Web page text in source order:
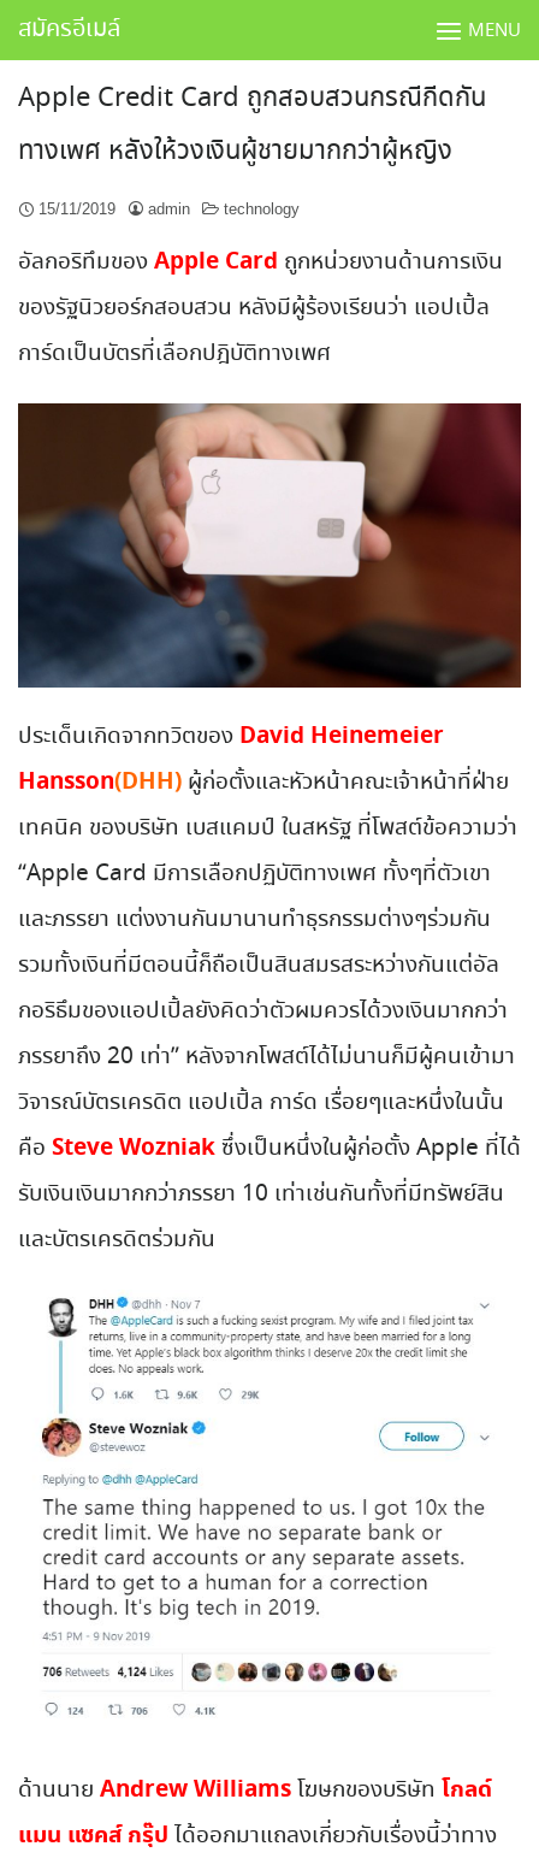
สมัครอีเมล์ MENU
Apple Credit Card ถูกสอบสวนกรณีกีดกัน
ทางเพศ หลังให้วงเงินผู้ชายมากกว่าผู้หญิง
15/11/2019 admin technology
อัลกอริทึมของApple Card ถูกหน่วยงานด้านการเงิน
ของรัฐนิวยอร์กสอบสวน หลังมีผู้ร้องเรียนว่า แอปเปิ้ล
การ์ดเป็นบัตรที่เลือกปฎิบัติทางเพศ
ประเด็นเกิดจากทวิตของ David Heinemeier
Hansson(DHH) ผู้ก่อตั้งและหัวหน้าคณะเจ้าหน้าที่ฝ่าย
เทคนิค ของบริษัท เบสแคมป์ ในสหรัฐ ที่โพสต์ข้อความว่า
“Apple Card มีการเลือกปฏิบัติทางเพศ ทั้งๆที่ตัวเขา
และภรรยา แต่งงานกันมานานทำธุรกรรมต่างๆร่วมกัน
รวมทั้งเงินที่มีตอนนี้ก็ถือเป็นสินสมรสระหว่างกันแต่อัล
กอริธึมของแอปเปิ้ลยังคิดว่าตัวผมควรได้วงเงินมากกว่า
ภรรยาถึง 20 เท่า” หลังจากโพสต์ได้ไม่นานก็มีผู้คนเข้ามา
วิจารณ์บัตรเครดิต แอปเปิ้ล การ์ด เรื่อยๆและหนึ่งในนั้น
คือ Steve Wozniakซึ่งเป็นหนึ่งในผู้ก่อตั้ง Apple ที่ได้
รับเงินเงินมากกว่าภรรยา 10 เท่าเช่นกันทั้งที่มีทรัพย์สิน
และบัตรเครดิตร่วมกัน
ด้านนาย Andrew Williamsโฆษกของบริษัท โกลด์
แมน แซคส์ กรุ๊ป ได้ออกมาแถลงเกี่ยวกับเรื่องนี้ว่าทาง